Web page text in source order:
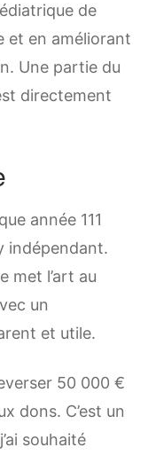
de
et en améliorant
Une partie du
directement
année 111
indépendant.
met l’art au
un
et utile.
50 000 €
dons. C’est un
souhaité